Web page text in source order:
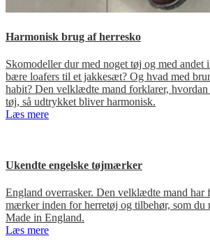
Harmonisk brug af herresko
Skomodeller dur med noget tøj og med
bære loafers til et jakkesæt? Og hvad med
habit? Den velklædte mand forklarer,
tøj, så udtrykket bliver harmonisk.
Læs mere
Ukendte engelske tøjmærker
England overrasker. Den velklædte mand har
mærker inden for herretøj og tilbehør, som du
Made in England.
Læs mere